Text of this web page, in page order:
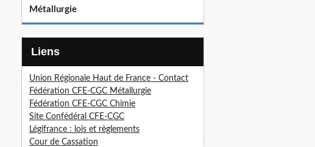
Métallurgie
Liens
Union Régionale Haut de France - Contact
Fédération CFE-CGC Métallurgie
Fédération CFE-CGC Chimie
Site Confédéral CFE-CGC
Légifrance : lois et règlements
Cour de Cassation